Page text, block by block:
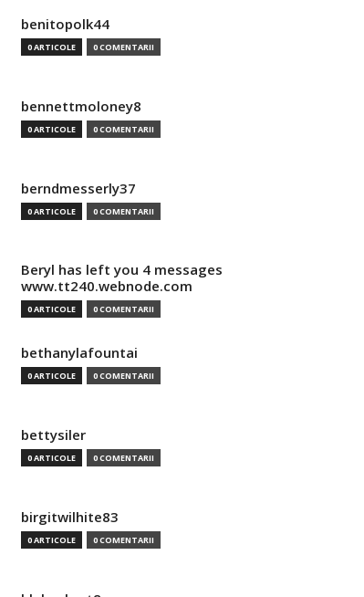
benitopolk44
0 ARTICOLE 0 COMENTARII
bennettmoloney8
0 ARTICOLE 0 COMENTARII
berndmesserly37
0 ARTICOLE 0 COMENTARII
Beryl has left you 4 messages
www.tt240.webnode.com
0 ARTICOLE 0 COMENTARII
bethanylafountai
0 ARTICOLE 0 COMENTARII
bettysiler
0 ARTICOLE 0 COMENTARII
birgitwilhite83
0 ARTICOLE 0 COMENTARII